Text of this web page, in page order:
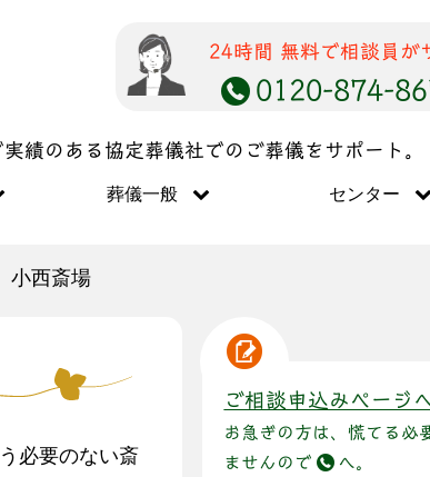
24時間 無料で相談員が
0120-874-
績のある協定葬儀社でのご葬儀をサポート。
葬儀一般 センター
小西斎場
必要のない斎
ご相談申込みページ
お急ぎの方は、慌てる必
ませんので
へ。